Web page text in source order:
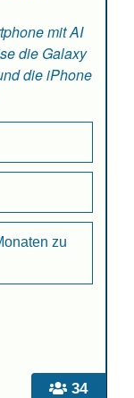
34
mit AI
die Galaxy
die iPhone
zu